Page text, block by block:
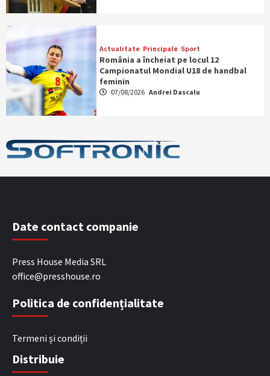
Actualitate Principale Sport
România a încheiat pe locul 12
Campionatul Mondial U18 de handbal
feminin
07/08/2026 Andrei Dascalu
Date contact companie
Press House Media SRL
office@presshouse.ro
Politica de confidențialitate
Termeni și condiții
Distribuie